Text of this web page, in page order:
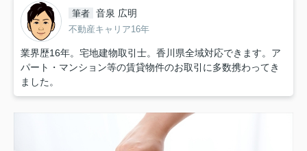
筆者 音泉 広明
不動産キャリア16年
業界歴16年。宅地建物取引士。香川県全域対応できます。ア
パート・マンション等の賃貸物件のお取引に多数携わってき
ました。